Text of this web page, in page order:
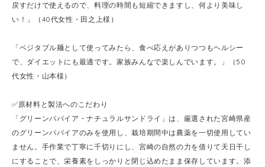
戻すだけで使えるので、料理の時間も短縮できますし、何より美味し
い！」（40代女性・田之上様）
「ベジタブル麺として使ってみたら、食べ応えがありつつもヘルシー
で、ダイエットにも最適です。家族みんなで楽しんでいます。」（50
代女性・山本様）
✅原材料と製法へのこだわり
「グリーンパパイア・ナチュラルサンドライ」は、厳選された宮崎県産
のグリーンパパイアのみを使用し、栽培期間中は農薬を一切使用してい
ません。手作業で丁寧に千切りにし、宮崎の自然の力を借りて天日干し
にすることで、栄養素をしっかりと閉じ込めたまま保存しています。添